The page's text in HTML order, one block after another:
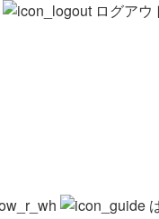
ログアウ